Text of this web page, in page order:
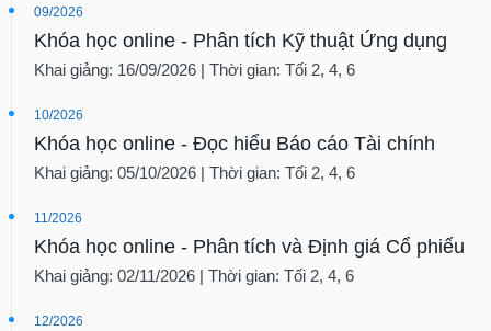
09/2026
Khóa học online - Phân tích Kỹ thuật Ứng dụng
Khai giảng: 16/09/2026 | Thời gian: Tối 2, 4, 6
10/2026
Khóa học online - Đọc hiểu Báo cáo Tài chính
Khai giảng: 05/10/2026 | Thời gian: Tối 2, 4, 6
11/2026
Khóa học online - Phân tích và Định giá Cổ phiếu
Khai giảng: 02/11/2026 | Thời gian: Tối 2, 4, 6
12/2026